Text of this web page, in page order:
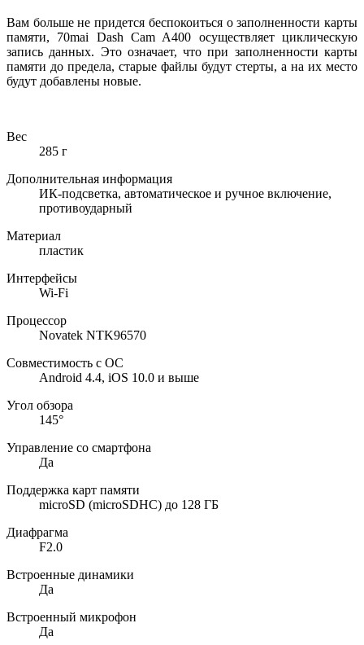
Вам больше не придется беспокоиться о заполненности карты
памяти, 70mai Dash Cam A400 осуществляет циклическую
запись данных. Это означает, что при заполненности карты
памяти до предела, старые файлы будут стерты, а на их место
будут добавлены новые.
Вес
285 г
Дополнительная информация
ИК-подсветка, автоматическое и ручное включение,
противоударный
Материал
пластик
Интерфейсы
Wi-Fi
Процессор
Novatek NTK96570
Совместимость с ОС
Android 4.4, iOS 10.0 и выше
Угол обзора
145°
Управление со смартфона
Да
Поддержка карт памяти
microSD (microSDHC) до 128 ГБ
Диафрагма
F2.0
Встроенные динамики
Да
Встроенный микрофон
Да